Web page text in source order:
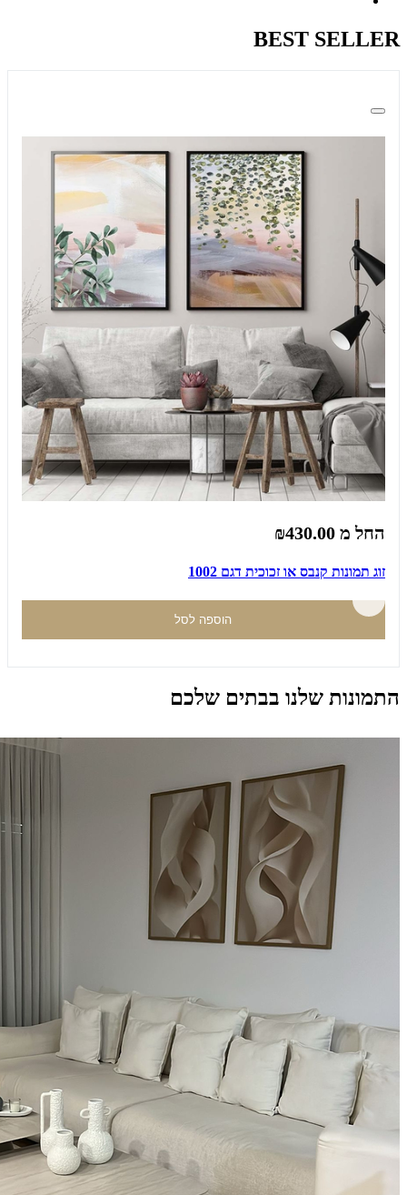
BEST SELLER
החל מ ₪430.00
זוג תמונות קנבס או זכוכית דגם 1002
הוספה לסל
התמונות שלנו בבתים שלכם